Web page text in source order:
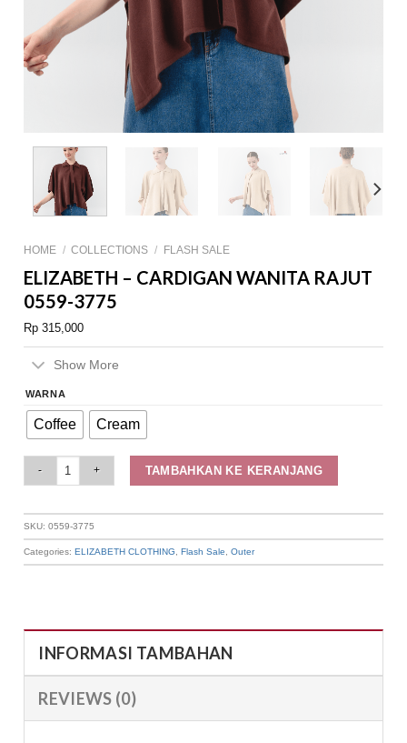
HOME / COLLECTIONS / FLASH SALE
ELIZABETH – CARDIGAN WANITA RAJUT
0559-3775
Rp 315,000
Show More
WARNA
Coffee Cream
TAMBAHKAN KE KERANJANG
SKU:0559-3775
Categories:ELIZABETH CLOTHING ,Flash Sale ,Outer
INFORMASI TAMBAHAN
REVIEWS (0)